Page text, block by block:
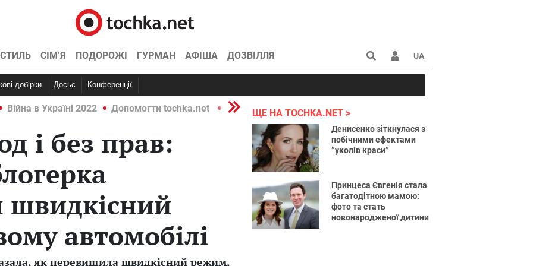
СТИЛЬ СІМ’Я ПОДОРОЖІ ГУРМАН АФІША ДОЗВІЛЛЯ UA
добірки Досьє Конференції
Війна в Україні 2022 Допомогти tochka.net Війна в Україні 2022
і без прав:
швидкісний
автомобілі
як перевищила швидкісний режим,
ЩЕ НА TOCHKA.NET
Денисенко зіткнулася з
побічними ефектами
”уколів краси”
Принцеса Євгенія стала
багатодітною мамою:
фото та стать
новонародженої дитини